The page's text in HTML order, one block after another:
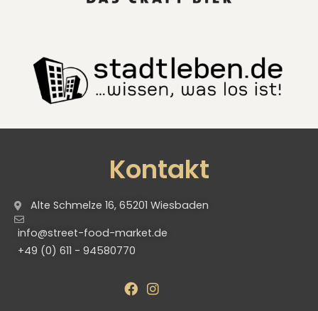
Kontakt
Alte Schmelze 16, 65201 Wiesbaden
info@street-food-market.de
+49 (0) 611 - 94580770